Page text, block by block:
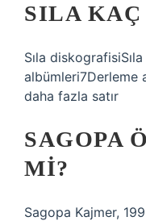
SILA KAÇ
Sıla
albümleri7Derleme
daha fazla satır
SAGOPA
MI?
Sagopa Kajmer,